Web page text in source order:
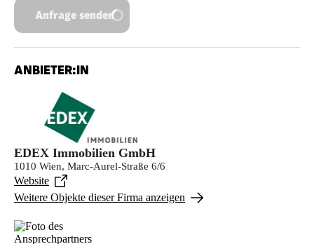
Anfrage senden
ANBIETER:IN
EDEX Immobilien GmbH
1010 Wien, Marc-Aurel-Straße 6/6
Website
Weitere Objekte dieser Firma anzeigen